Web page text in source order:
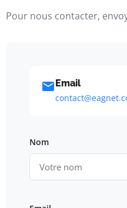
Pour nous contacter,
Email
Nom